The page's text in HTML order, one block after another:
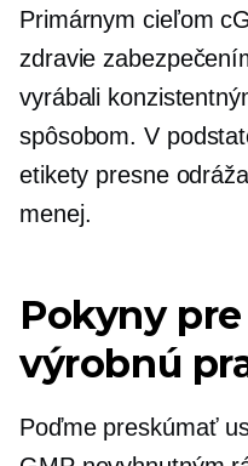
Primárnym cieľom
zdravie
vyrábali
spôsobom. V
etikety presne odráža
menej.
Pokyny
výrobnú
Poďme preskúmať